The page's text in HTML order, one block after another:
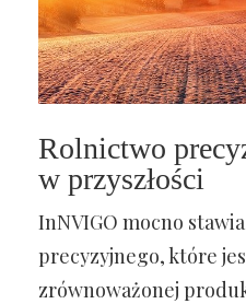
Rolnictwo
w przyszłości
InNVIGO mocno
precyzyjnego, które
zrównoważonej